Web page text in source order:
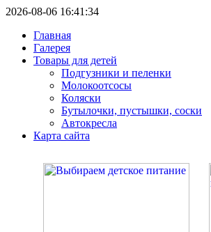
2026-08-06 16:41:34
Главная
Галерея
Товары для детей
Подгузники и пеленки
Молокоотсосы
Коляски
Бутылочки, пустышки, соски
Автокресла
Карта сайта